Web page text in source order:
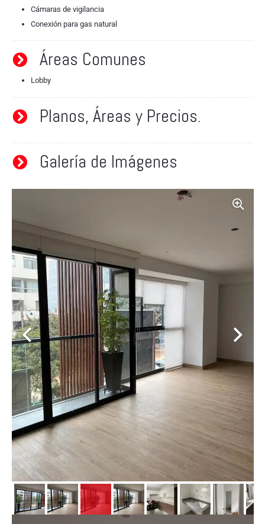
Cámaras de vigilancia
Conexión para gas natural
Áreas Comunes
Lobby
Planos, Áreas y Precios.
Galería de Imágenes